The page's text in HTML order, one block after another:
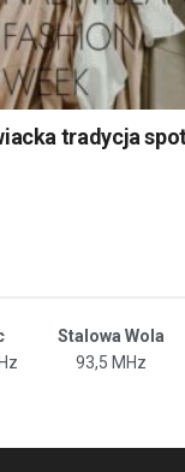
tradycja
Stalowa Wola
93,5 MHz